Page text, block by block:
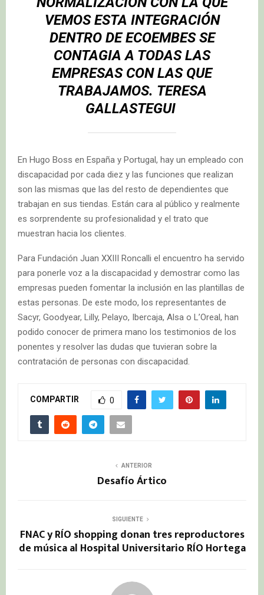
VEMOS ESTA INTEGRACIÓN
DENTRO DE ECOEMBES SE
CONTAGIA A TODAS LAS
EMPRESAS CON LAS QUE
TRABAJAMOS. TERESA
GALLASTEGUI
En Hugo Boss en España y Portugal, hay un empleado con
discapacidad por cada diez y las funciones que realizan
son las mismas que las del resto de dependientes que
trabajan en sus tiendas. Están cara al público y realmente
es sorprendente su profesionalidad y el trato que
muestran hacia los clientes.
Para Fundación Juan XXIII Roncalli el encuentro ha servido
para ponerle voz a la discapacidad y demostrar como las
empresas pueden fomentar la inclusión en las plantillas de
estas personas. De este modo, los representantes de
Sacyr, Goodyear, Lilly, Pelayo, Ibercaja, Alsa o L’Oreal, han
podido conocer de primera mano los testimonios de los
ponentes y resolver las dudas que tuvieran sobre la
contratación de personas con discapacidad.
COMPARTIR 0
ANTERIOR
Desafío Ártico
SIGUIENTE
FNAC y RÍO shopping donan tres reproductores
de música al Hospital Universitario RÍO Hortega